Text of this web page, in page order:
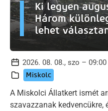
Ki legyen
Három
lehet
2026. 08. 08., szo – 09:00
Miskolc
A Miskolci Állatkert ismét
szavazzanak kedvencükre,